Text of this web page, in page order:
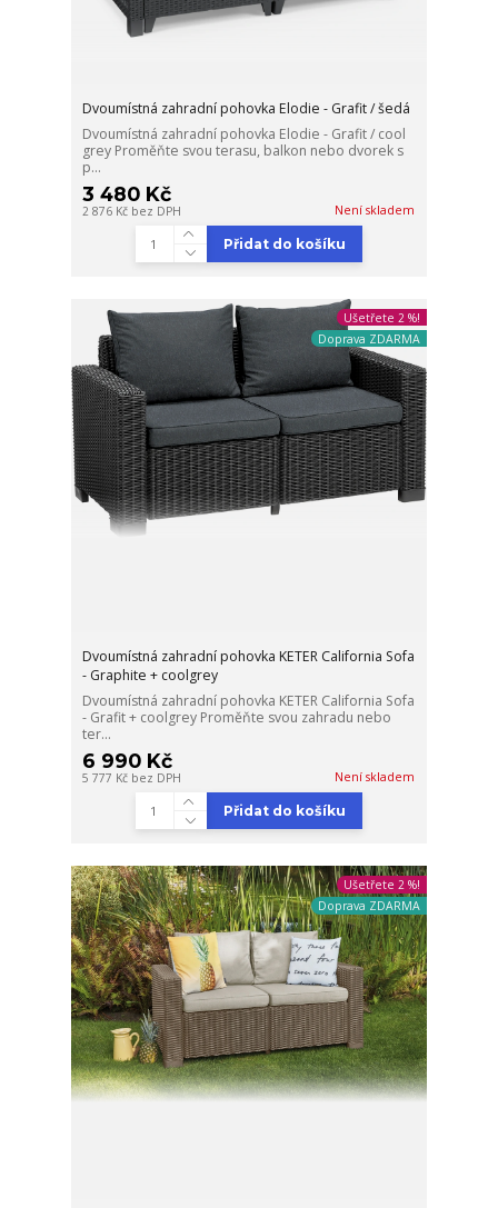
Dvoumístná zahradní pohovka Elodie - Grafit / šedá
Dvoumístná zahradní pohovka Elodie - Grafit / cool
grey Proměňte svou terasu, balkon nebo dvorek s
p...
3 480 Kč
2 876 Kč bez DPH Není skladem
Přidat do košíku
Ušetřete 2 %!
Doprava ZDARMA
Dvoumístná zahradní pohovka KETER California Sofa
- Graphite + coolgrey
Dvoumístná zahradní pohovka KETER California Sofa
- Grafit + coolgrey Proměňte svou zahradu nebo
ter...
6 990 Kč
5 777 Kč bez DPH Není skladem
Přidat do košíku
Ušetřete 2 %!
Doprava ZDARMA